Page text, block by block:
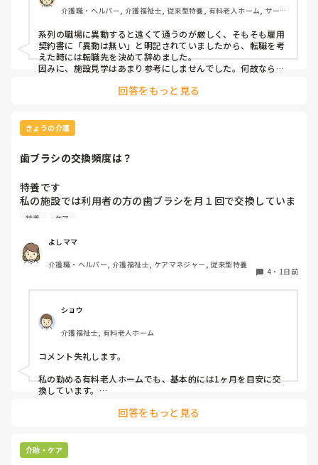
介護職・ヘルパー, 介護福祉士, 従来型特養, 有料老人ホーム, サービ
ット型特養
系列の職場に異動すると遠くて通うのが厳しく、そもそも雇用
契約書に「異動は無い」と明記されていましたから、転職を考
えた時には転職先を決めて辞めました。
因みに、施設見学はあまり参考にしませんでした。何故なら、
断出来ないからです。職場の人間関係は働いてみないと分かり
回答をもっと見る
きょうの介護
歯ブラシの交換頻度は？
特養です
私の施設では利用者の方の歯ブラシを月１回で交換していま
す、みなさんのところはどれくらいの頻度で交換されていま
特養 ケア
よしママ
介護職・ヘルパー, 介護福祉士, ケアマネジャー, 従来型特養
4 ・ 1日前
ショウ
介護福祉士, 有料老人ホーム
コメント失礼します。
私の勤める有料老人ホームでも、基本的には1ヶ月を目安に交
換しています。
関してはご本人のペースにお任せしています。
ゃるため、状態を見つつ交換間隔を少し長めにするなど、個別
の事情に合わせて柔軟に対応しています。
回答をもっと見る
介助・ケア